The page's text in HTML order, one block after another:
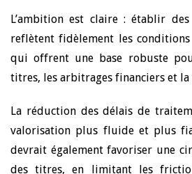
L’ambition est claire : établir
reflètent fidèlement les
qui offrent une base robuste
titres, les arbitrages financiers et la
La réduction des délais de
valorisation plus fluide et plus
devrait également favoriser une
des titres, en limitant les